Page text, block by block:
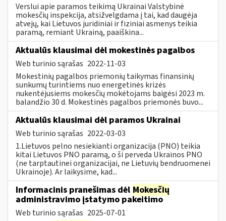
Verslui apie paramos teikimą Ukrainai Valstybinė
mokesčių inspekcija, atsižvelgdama į tai, kad daugėja
atvejų, kai Lietuvos juridiniai ir fiziniai asmenys teikia
paramą, remiant Ukrainą, paaiškina...
Aktualūs klausimai dėl mokestinės pagalbos
Web turinio sąrašas 2022-11-03
Mokestinių pagalbos priemonių taikymas finansinių
sunkumų turintiems nuo energetinės krizės
nukentėjusiems mokesčių mokėtojams baigėsi 2023 m.
balandžio 30 d. Mokestinės pagalbos priemonės buvo...
Aktualūs klausimai dėl paramos Ukrainai
Web turinio sąrašas 2022-03-03
1.Lietuvos pelno nesiekianti organizacija (PNO) teikia
kitai Lietuvos PNO paramą, o ši perveda Ukrainos PNO
(ne tarptautinei organizacijai, ne Lietuvių bendruomenei
Ukrainoje). Ar laikysime, kad...
Informacinis pranešimas dėl Mokesčių
administravimo įstatymo pakeitimo
Web turinio sąrašas 2025-07-01